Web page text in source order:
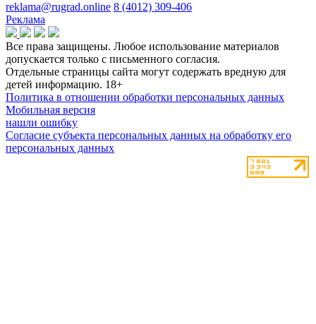
reklama@rugrad.online 8 (4012) 309-406
Реклама
Все права защищены. Любое использование материалов
допускается только с письменного согласия.
Отдельные страницы сайта могут содержать вредную для
детей информацию. 18+
Политика в отношении обработки персональных данных
Мобильная версия
нашли ошибку
Согласие субъекта персональных данных на обработку его
персональных данных